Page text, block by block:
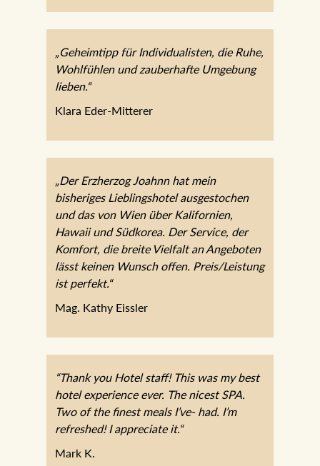
„Geheimtipp für Individualisten, die Ruhe,
Wohlfühlen und zauberhafte Umgebung
lieben.“
Klara Eder-Mitterer
„Der Erzherzog Joahnn hat mein
bisheriges Lieblingshotel ausgestochen
und das von Wien über Kalifornien,
Hawaii und Südkorea. Der Service, der
Komfort, die breite Vielfalt an Angeboten
lässt keinen Wunsch offen. Preis/Leistung
ist perfekt.“
Mag. Kathy Eissler
“Thank you Hotel staff! This was my best
hotel experience ever. The nicest SPA.
Two of the finest meals I’ve- had. I’m
refreshed! I appreciate it.“
Mark K.